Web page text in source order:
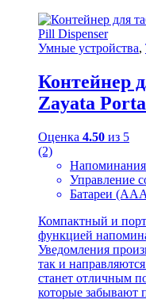
Умные устройства,
Контейнер
Zayata
Оценка 4.50 из 5
(2)
Напоминания
Управление
Батареи
Компактный и
функцией
Уведомления
так и
станет отличным
которые забывают